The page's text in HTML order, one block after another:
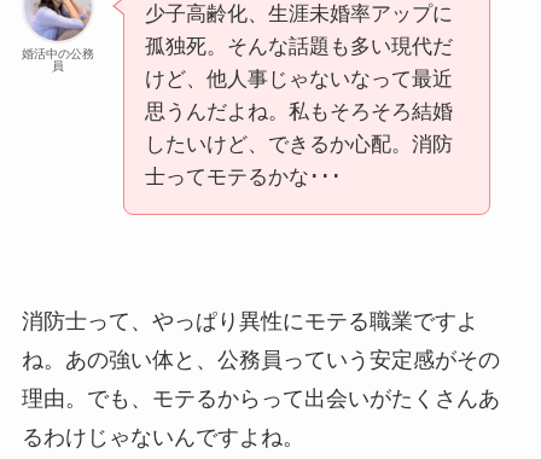
婚活中の公務
員
少子高齢化、生涯未婚率アップに
孤独死。そんな話題も多い現代だ
けど、他人事じゃないなって最近
思うんだよね。私もそろそろ結婚
したいけど、できるか心配。消防
士ってモテるかな･･･
消防士って、やっぱり異性にモテる職業ですよ
ね。あの強い体と、公務員っていう安定感がその
理由。でも、モテるからって出会いがたくさんあ
るわけじゃないんですよね。